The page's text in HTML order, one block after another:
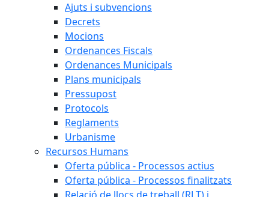
Ajuts i subvencions
Decrets
Mocions
Ordenances Fiscals
Ordenances Municipals
Plans municipals
Pressupost
Protocols
Reglaments
Urbanisme
Recursos Humans
Oferta pública - Processos actius
Oferta pública - Processos finalitzats